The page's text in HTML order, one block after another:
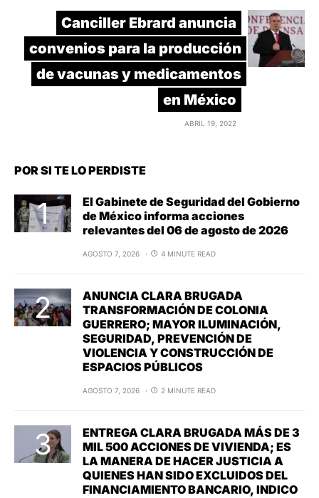
Canciller Ebrard anuncia
convenios para la producción
de vacunas y medicamentos
en México
ABRIL 19, 2022
POR SI TE LO PERDISTE
El Gabinete de Seguridad del Gobierno
de México informa acciones
relevantes del 06 de agosto de 2026
AGOSTO 7, 2026 4 MINUTE READ
ANUNCIA CLARA BRUGADA
TRANSFORMACIÓN DE COLONIA
GUERRERO; MAYOR ILUMINACIÓN,
SEGURIDAD, PREVENCIÓN DE
VIOLENCIA Y CONSTRUCCIÓN DE
ESPACIOS PÚBLICOS
AGOSTO 7, 2026 2 MINUTE READ
ENTREGA CLARA BRUGADA MÁS DE 3
MIL 500 ACCIONES DE VIVIENDA; ES
LA MANERA DE HACER JUSTICIA A
QUIENES HAN SIDO EXCLUIDOS DEL
FINANCIAMIENTO BANCARIO, INDICO